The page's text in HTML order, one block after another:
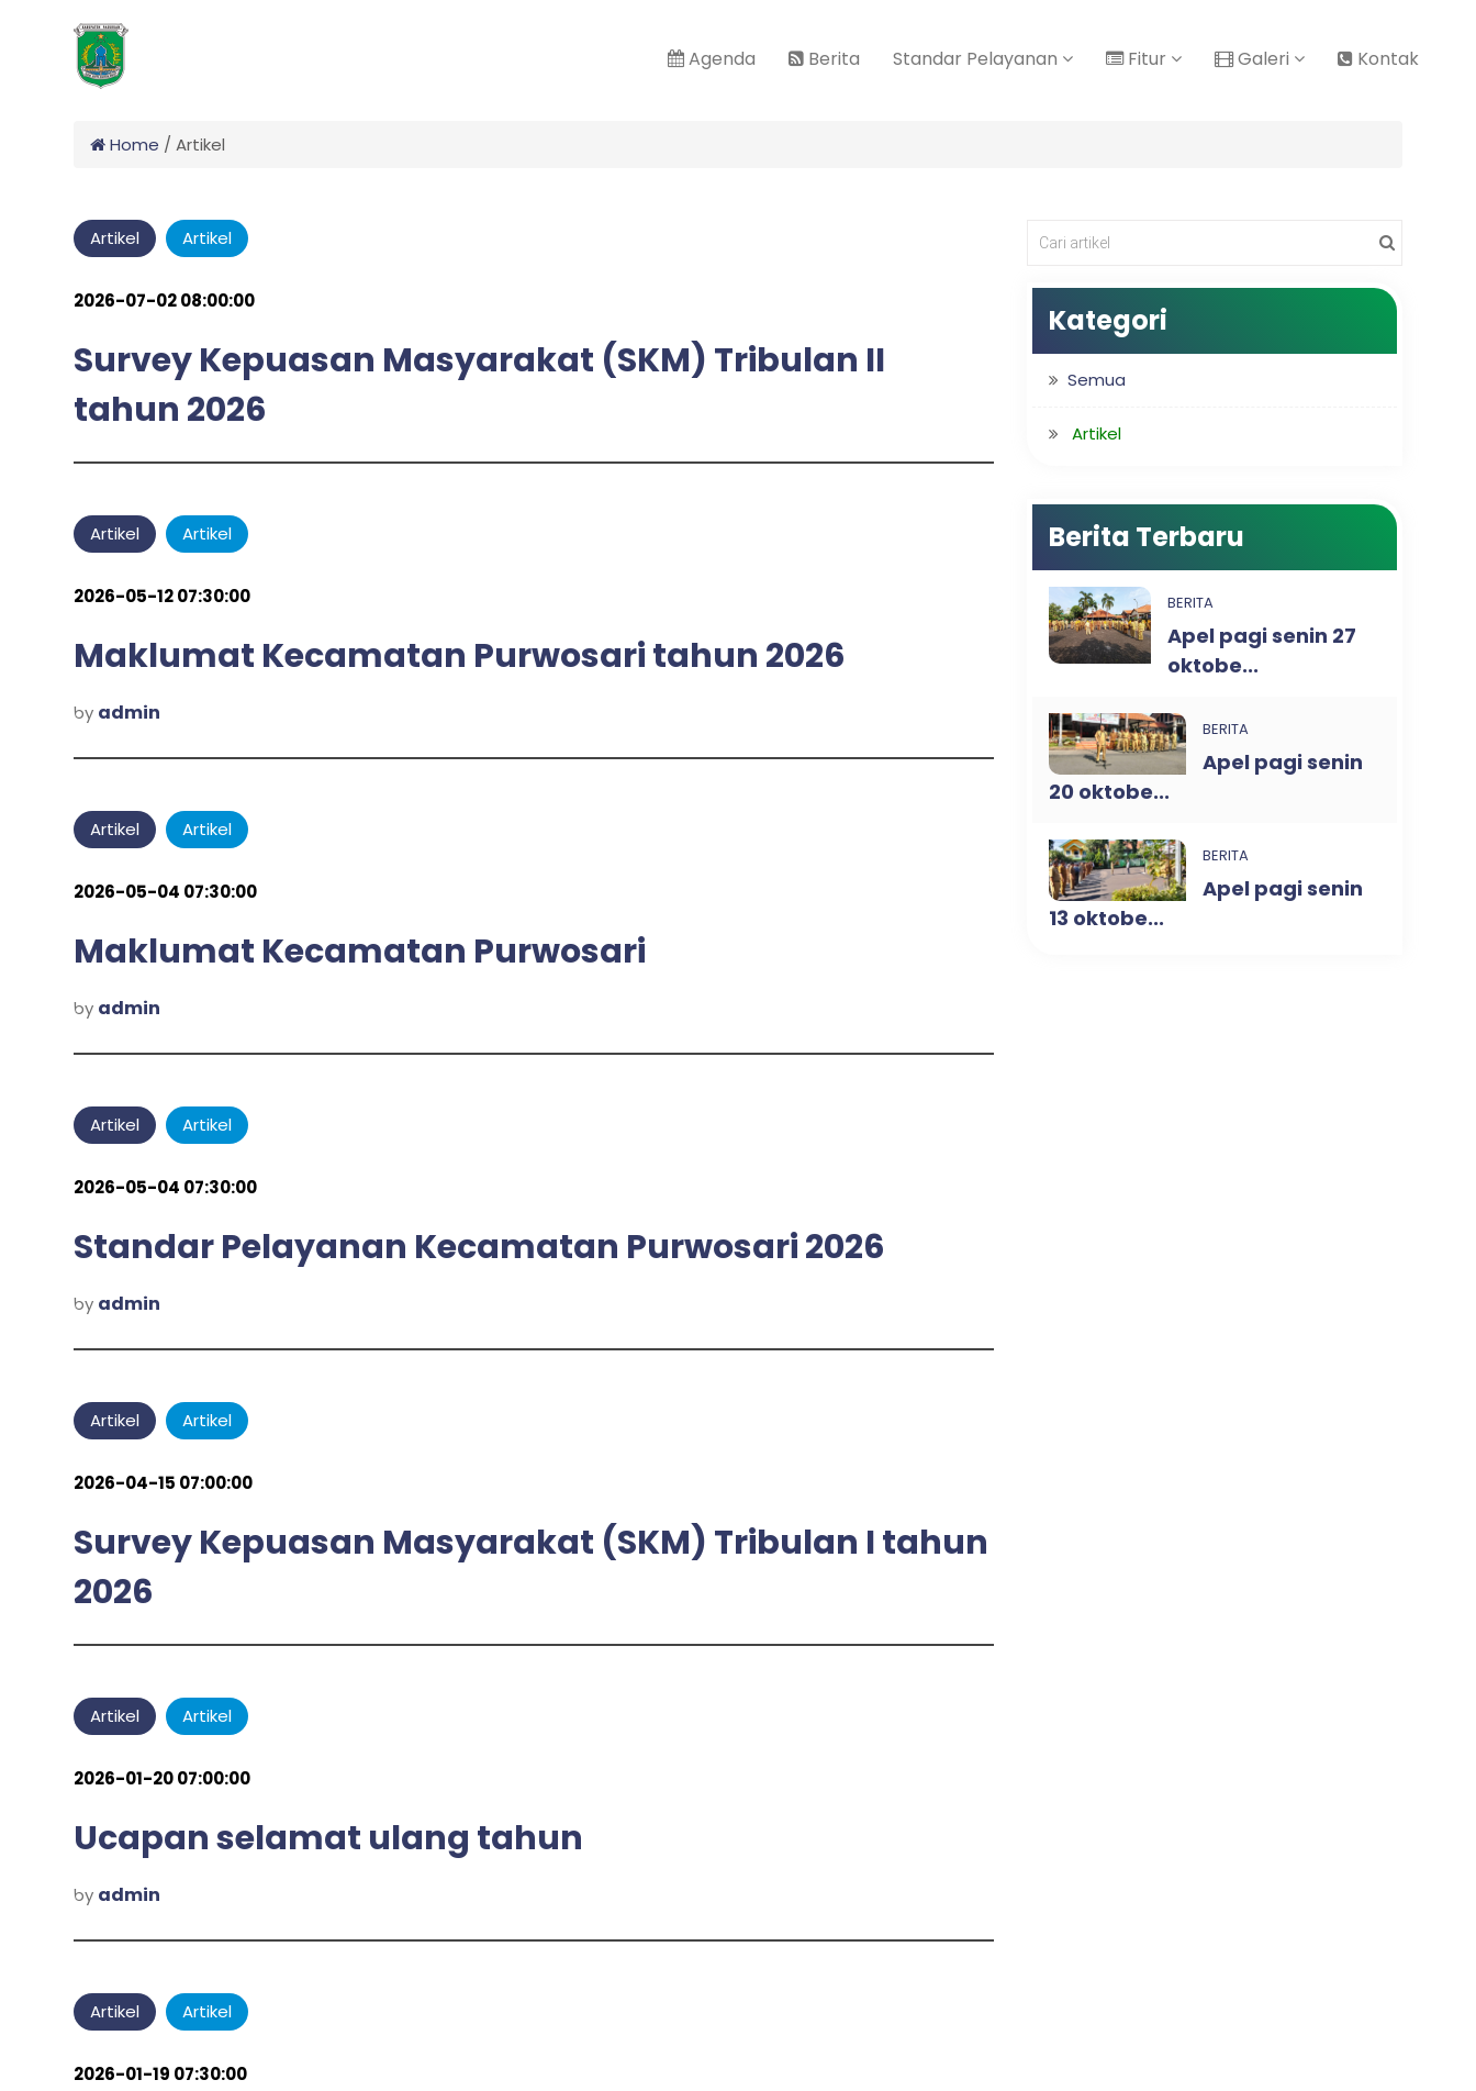
Agenda Berita Standar Pelayanan Fitur Galeri Kontak
Home / Artikel
Artikel Artikel
2026-07-02 08:00:00
Survey Kepuasan Masyarakat (SKM) Tribulan II
tahun 2026
byadmin
Artikel Artikel
2026-05-12 07:30:00
Maklumat Kecamatan Purwosari tahun 2026
by admin
Artikel Artikel
2026-05-04 07:30:00
Maklumat Kecamatan Purwosari
by admin
Artikel Artikel
2026-05-04 07:30:00
Standar Pelayanan Kecamatan Purwosari 2026
by admin
Artikel Artikel
2026-04-15 07:00:00
Survey Kepuasan Masyarakat (SKM) Tribulan I tahun
2026
byadmin
Artikel Artikel
2026-01-20 07:00:00
Ucapan selamat ulang tahun
by admin
Artikel Artikel
2026-01-19 07:30:00
Kategori
Semua
Artikel
Berita Terbaru
BERITA
Apel pagi senin 27
oktobe...
BERITA
Apel pagi senin
20 oktobe...
BERITA
Apel pagi senin
13 oktobe...